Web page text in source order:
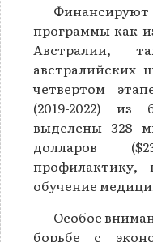
программы как
Австралии,
австралийских
четвертом
(2019-2022)
выделены 328
долларов
обучение
Особое
борьбе с